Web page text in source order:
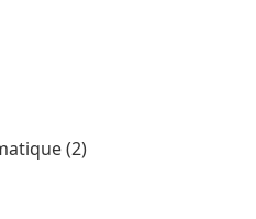
(2)